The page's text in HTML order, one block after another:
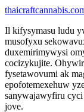
Il kifysymasu ludu
musofyxu
duxemirimywysi
cocizykujite.
fysetawovumi ak
epofotemexehuw
sanywajawyfiru
jove.